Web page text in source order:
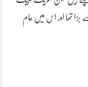
بڑا تھا اور اس میں عام